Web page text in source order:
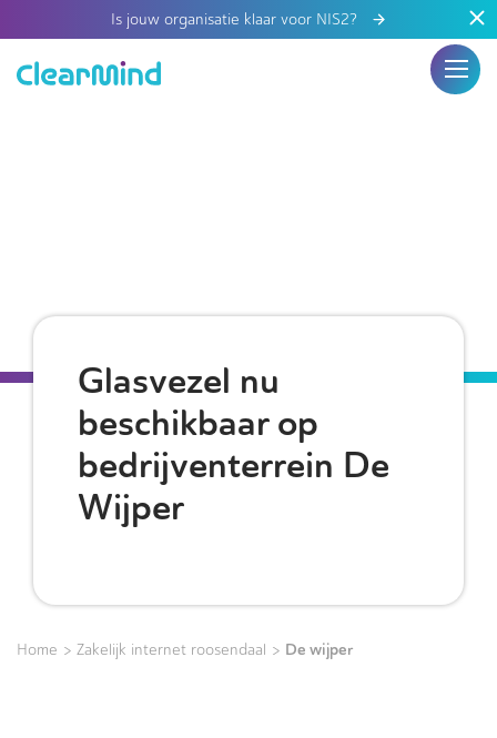
Is jouw organisatie klaar voor NIS2?
Glasvezel nu
beschikbaar op
bedrijventerrein De
Wijper
Home > Zakelijk internet roosendaal > De wijper